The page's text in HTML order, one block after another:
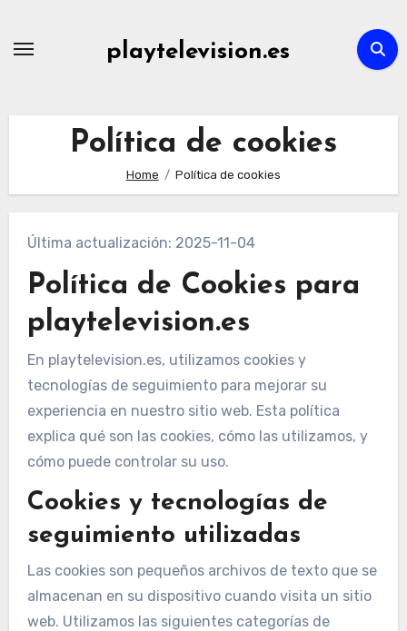
playtelevision.es
Política de cookies
Home Política de cookies
Última actualización: 2025-11-04
Política de Cookies para
playtelevision.es
En playtelevision.es, utilizamos cookies y
tecnologías de seguimiento para mejorar su
experiencia en nuestro sitio web. Esta política
explica qué son las cookies, cómo las utilizamos, y
cómo puede controlar su uso.
Cookies y tecnologías de
seguimiento utilizadas
Las cookies son pequeños archivos de texto que se
almacenan en su dispositivo cuando visita un sitio
web. Utilizamos las siguientes categorías de